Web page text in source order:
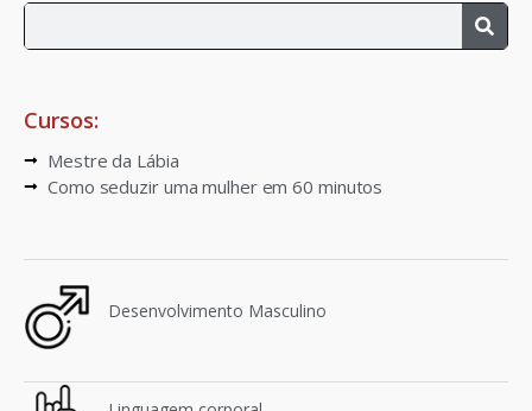
Cursos:
Mestre da Lábia
Como seduzir uma mulher em 60 minutos
Desenvolvimento Masculino